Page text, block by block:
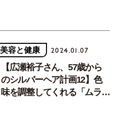
美容と健康 2024.01.07
【広瀬裕子さん、57歳から
のシルバーヘア計画12】色
味を調整してくれる「ムラシ